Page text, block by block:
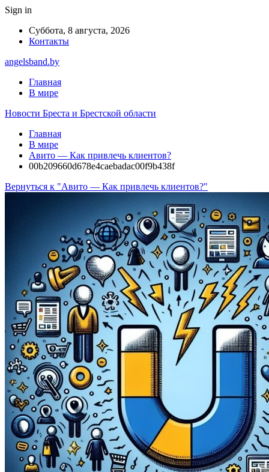
Sign in
Суббота, 8 августа, 2026
Контакты
angelsband.by
Главная
В мире
Новости Бреста и Брестской области
Главная
В мире
Авито — Как привлечь клиентов?
00b209660d678e4caebadac00f9b438f
Вернуться к "Авито — Как привлечь клиентов?"